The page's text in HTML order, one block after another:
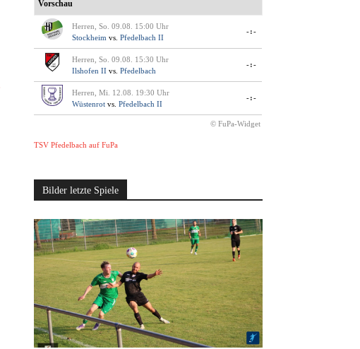
Vorschau
Herren, So. 09.08. 15:00 Uhr
Stockheim vs. Pfedelbach II
-:-
Herren, So. 09.08. 15:30 Uhr
Ilshofen II vs. Pfedelbach
-:-
Herren, Mi. 12.08. 19:30 Uhr
Wüstenrot vs. Pfedelbach II
-:-
© FuPa-Widget
TSV Pfedelbach auf FuPa
Bilder letzte Spiele